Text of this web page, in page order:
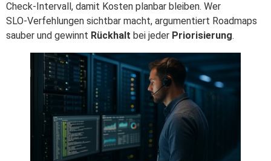
Check‑Intervall, damit Kosten planbar bleiben. Wer
SLO‑Verfehlungen sichtbar macht, argumentiert Roadmaps
sauber und gewinnt Rückhalt bei jeder Priorisierung.